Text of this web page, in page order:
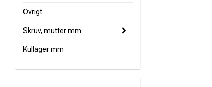
Övrigt
Skruv, mutter mm
Kullager mm